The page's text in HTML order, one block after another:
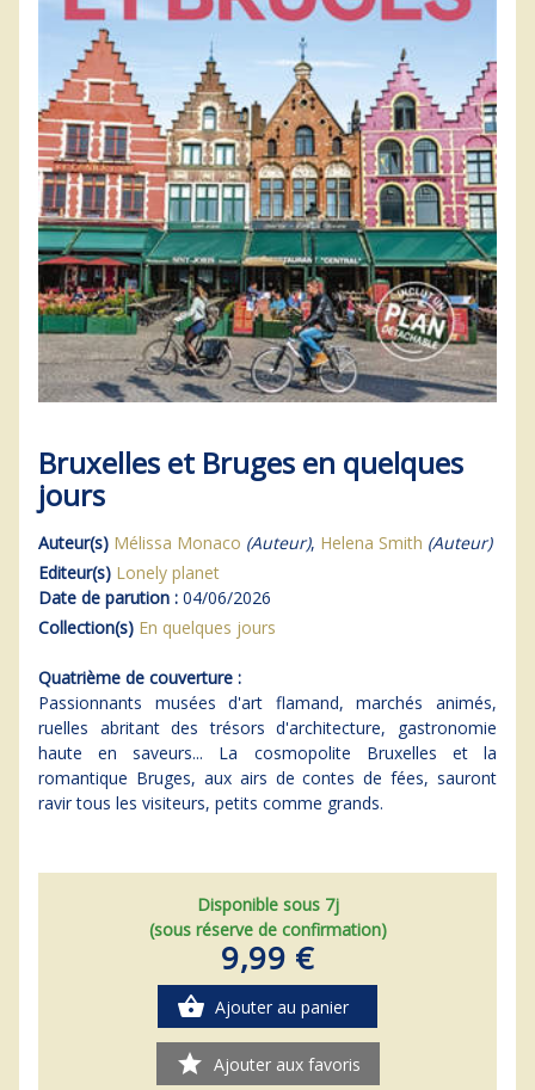
Bruxelles et Bruges en quelques
jours
Auteur(s) Mélissa Monaco (Auteur), Helena Smith (Auteur)
Editeur(s) Lonely planet
Date de parution : 04/06/2026
Collection(s) En quelques jours
Quatrième de couverture :
Passionnants musées d'art flamand, marchés animés,
ruelles abritant des trésors d'architecture, gastronomie
haute en saveurs... La cosmopolite Bruxelles et la
romantique Bruges, aux airs de contes de fées, sauront
ravir tous les visiteurs, petits comme grands.
Disponible sous 7j
(sous réserve de confirmation)
9,99 €
shopping_basket Ajouter au panier
star Ajouter aux favoris